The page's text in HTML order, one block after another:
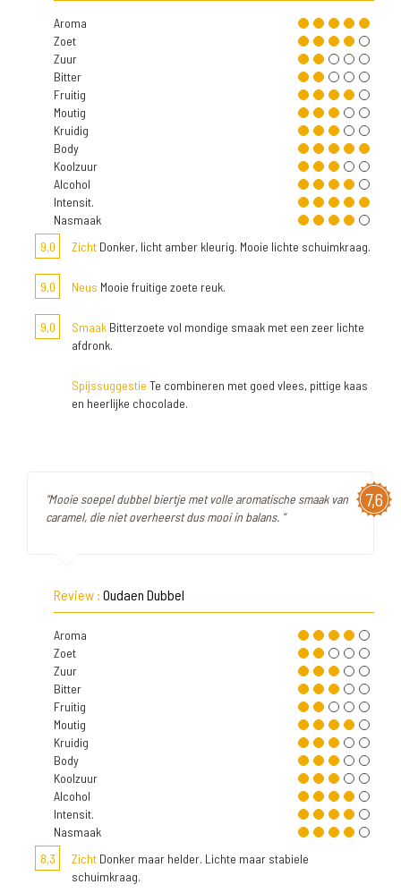
Aroma
Zoet
Zuur
Bitter
Fruitig
Moutig
Kruidig
Body
Koolzuur
Alcohol
Intensit.
Nasmaak
9,0
Zicht Donker, licht amber kleurig. Mooie lichte schuimkraag.
9,0 Neus Mooie fruitige zoete reuk.
9,0 Smaak Bitterzoete vol mondige smaak met een zeer lichte
afdronk.
Spijssuggestie Te combineren met goed vlees, pittige kaas
en heerlijke chocolade.
7,6
"Mooie soepel dubbel biertje met volle aromatische smaak van
caramel, die niet overheerst dus mooi in balans. "
Review : Oudaen Dubbel
Aroma
Zoet
Zuur
Bitter
Fruitig
Moutig
Kruidig
Body
Koolzuur
Alcohol
Intensit.
Nasmaak
8,3
Zicht Donker maar helder. Lichte maar stabiele
schuimkraag.